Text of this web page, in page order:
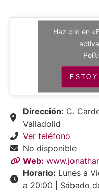
Haz clic en
Dirección: C.
Valladolid
Ver teléfono
No disponible
Web:
Horario: Lunes a
a 20:00 | Sábado